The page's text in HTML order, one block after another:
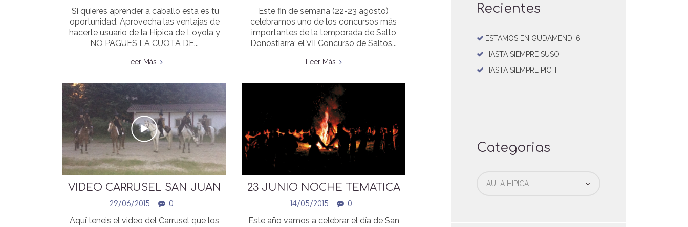
Si quieres aprender a caballo esta es tu
oportunidad. Aprovecha las ventajas de
hacerte usuario de la Hipica de Loyola y
NO PAGUES LA CUOTA DE...
Leer Más
Este fin de semana (22-23 agosto)
celebramos uno de los concursos más
importantes de la temporada de Salto
Donostiarra; el VII Concurso de Saltos...
Leer Más
VIDEO CARRUSEL SAN JUAN
29/06/2015 0
Aquí teneis el video del Carrusel que los
23 JUNIO NOCHE TEMATICA
“EL AKELARRE”
14/05/2015 0
Este año vamos a celebrar el día de San
Recientes
ESTAMOS EN GUDAMENDI 6
HASTA SIEMPRE SUSO
HASTA SIEMPRE PICHI
Categorias